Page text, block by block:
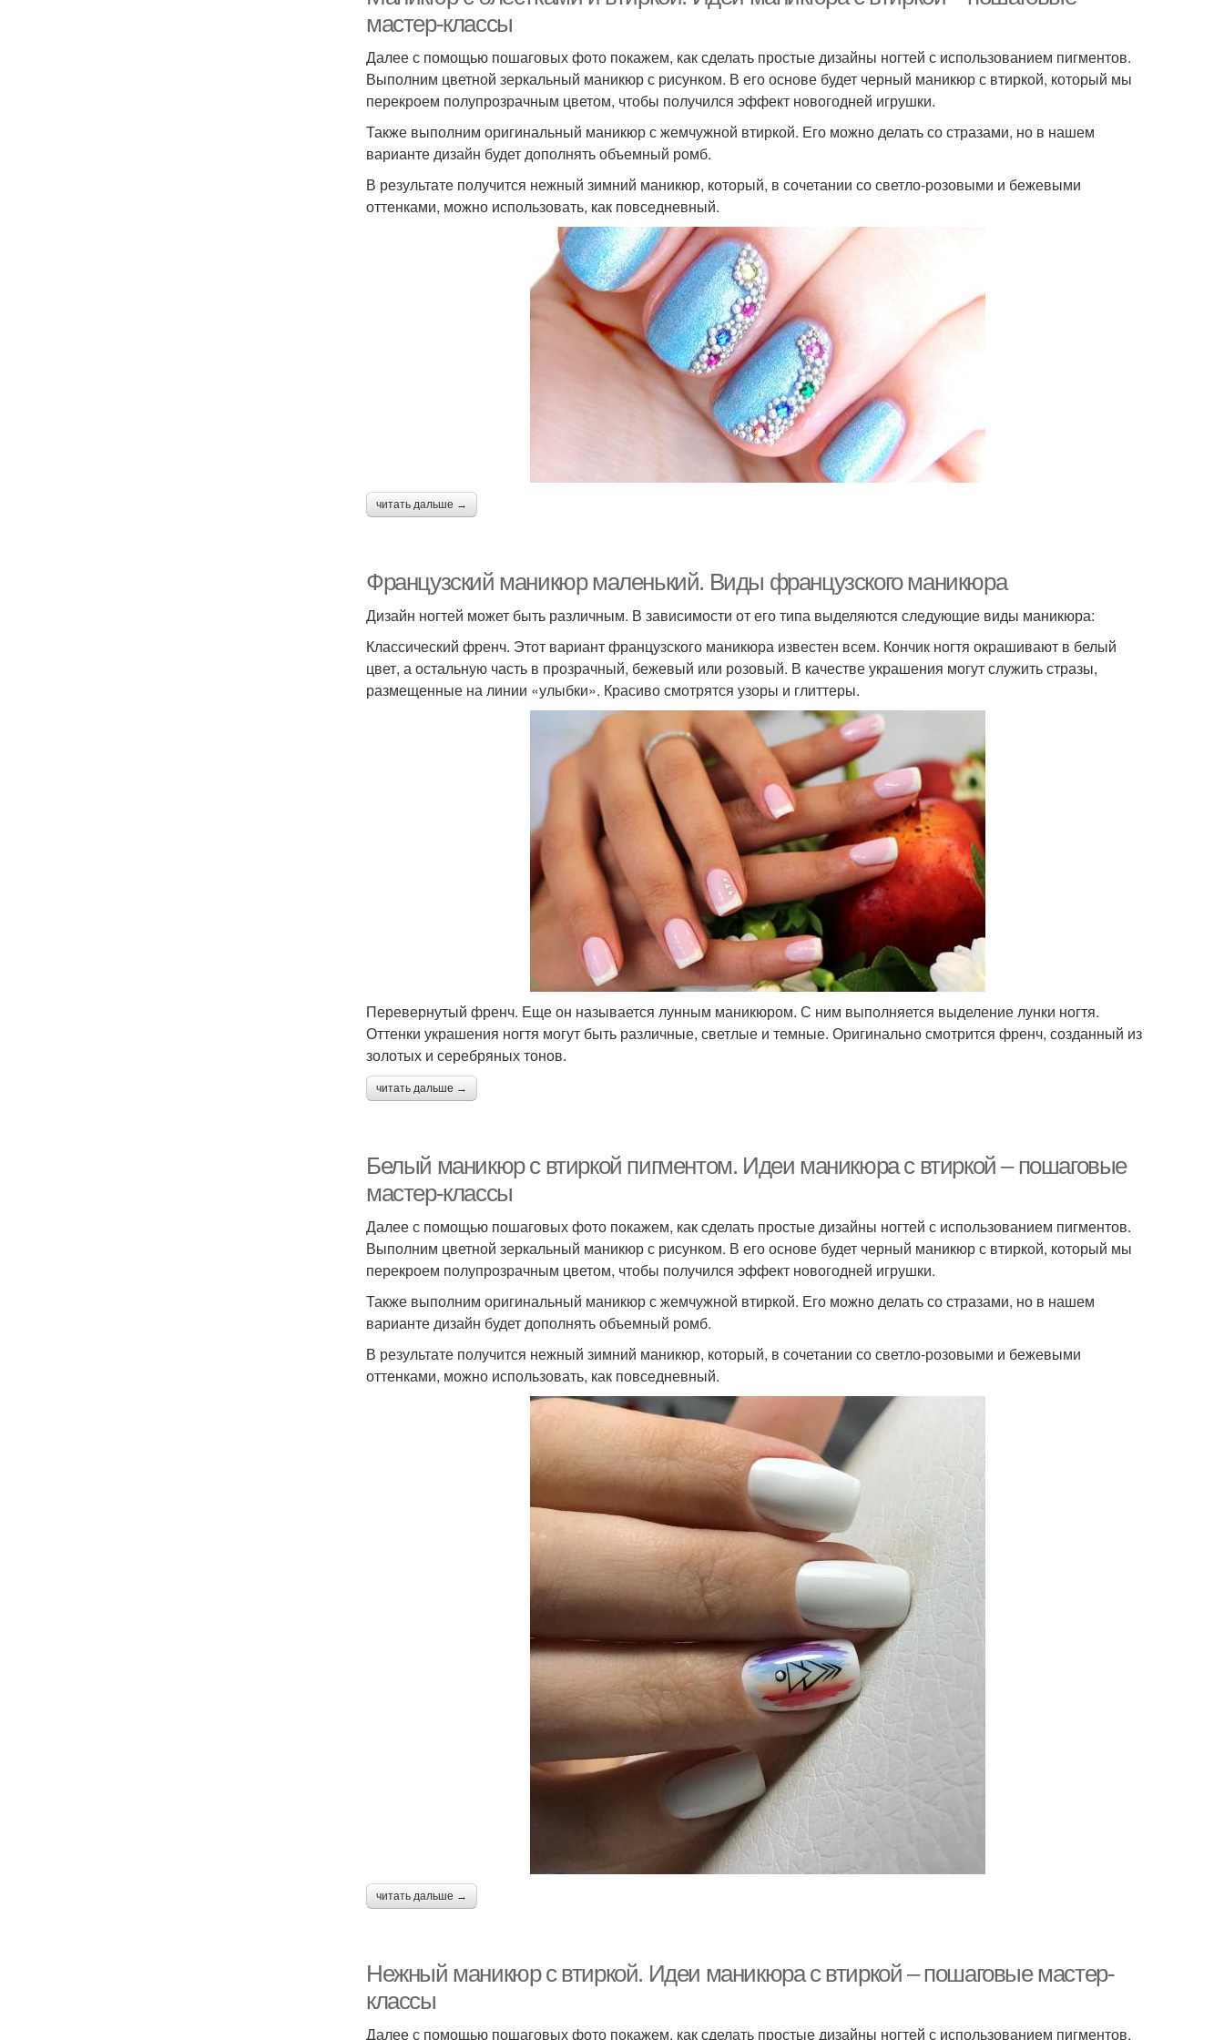
Маникюр с розовыми
блестками
Использования в
маникюре
Розовые блестки Стильный маникюр
Оттенок для маникюра
Маникюр для
новогодних праздников
Маникюр с крупными
блестками
Блестки в идеальном
состоянии
Цветы для бежевого
маникюра
Маникюр для коротких
Синий маникюр
Маникюр на
миндальных ногтях
Маникюр с белым
Маникюр без сколов
мастер-классы
Далее с помощью пошаговых фото покажем, как сделать простые дизайны ногтей с использованием пигментов.
Выполним цветной зеркальный маникюр с рисунком. В его основе будет черный маникюр с втиркой, который мы
перекроем полупрозрачным цветом, чтобы получился эффект новогодней игрушки.
Также выполним оригинальный маникюр с жемчужной втиркой. Его можно делать со стразами, но в нашем
варианте дизайн будет дополнять объемный ромб.
В результате получится нежный зимний маникюр, который, в сочетании со светло-розовыми и бежевыми
оттенками, можно использовать, как повседневный.
читать дальше →
Французский маникюр маленький. Виды французского маникюра
Дизайн ногтей может быть различным. В зависимости от его типа выделяются следующие виды маникюра:
Классический френч. Этот вариант французского маникюра известен всем. Кончик ногтя окрашивают в белый
цвет, а остальную часть в прозрачный, бежевый или розовый. В качестве украшения могут служить стразы,
размещенные на линии «улыбки». Красиво смотрятся узоры и глиттеры.
Перевернутый френч. Еще он называется лунным маникюром. С ним выполняется выделение лунки ногтя.
Оттенки украшения ногтя могут быть различные, светлые и темные. Оригинально смотрится френч, созданный из
золотых и серебряных тонов.
читать дальше →
Белый маникюр с втиркой пигментом. Идеи маникюра с втиркой – пошаговые
мастер-классы
Далее с помощью пошаговых фото покажем, как сделать простые дизайны ногтей с использованием пигментов.
Выполним цветной зеркальный маникюр с рисунком. В его основе будет черный маникюр с втиркой, который мы
перекроем полупрозрачным цветом, чтобы получился эффект новогодней игрушки.
Также выполним оригинальный маникюр с жемчужной втиркой. Его можно делать со стразами, но в нашем
варианте дизайн будет дополнять объемный ромб.
В результате получится нежный зимний маникюр, который, в сочетании со светло-розовыми и бежевыми
оттенками, можно использовать, как повседневный.
читать дальше →
Нежный маникюр с втиркой. Идеи маникюра с втиркой – пошаговые мастер-
классы
Далее с помощью пошаговых фото покажем, как сделать простые дизайны ногтей с использованием пигментов.